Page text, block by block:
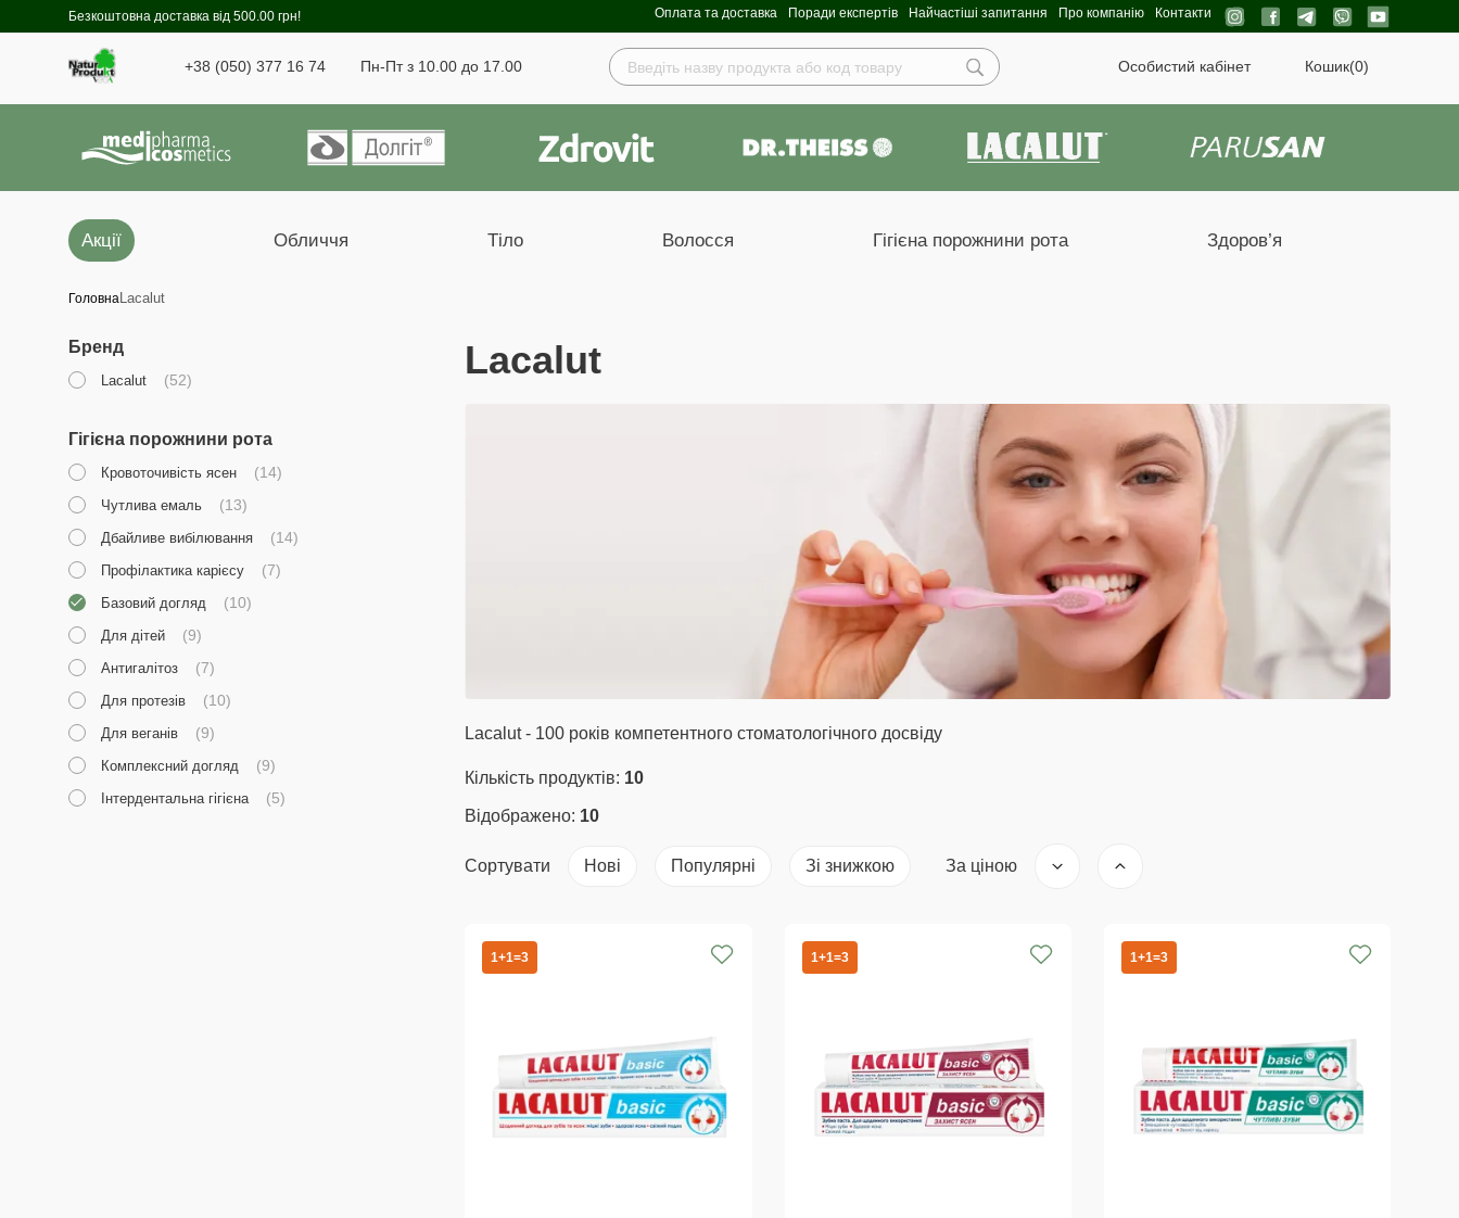
Безкоштовна доставка від 500.00 грн! Оплата та доставка Поради експертів Найчастіші запитання Про компанію Контакти
+38 (050) 377 16 74 Пн-Пт з 10.00 до 17.00 Особистий кабінет Кошик(0)
Акції Обличчя Тіло Волосся Гігієна порожнини рота Здоров’я
ГоловнаLacalut
Бренд
Lacalut (52)
Гігієна порожнини рота
Кровоточивість ясен (14)
Чутлива емаль (13)
Дбайливе вибілювання (14)
Профілактика карієсу (7)
Базовий догляд (10)
Для дітей (9)
Антигалітоз (7)
Для протезів (10)
Для веганів (9)
Комплексний догляд (9)
Інтердентальна гігієна (5)
Lacalut
Lacalut - 100 років компетентного стоматологічного досвіду
Кількість продуктів: 10
Відображено: 10
Сортувати Нові Популярні Зі знижкою За ціною
1+1=3 1+1=3 1+1=3